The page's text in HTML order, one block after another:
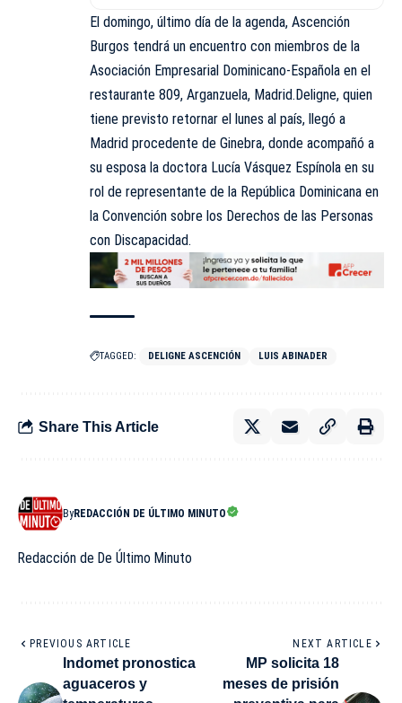
El domingo, último día de la agenda, Ascención
Burgos tendrá un encuentro con miembros de la
Asociación Empresarial Dominicano-Española en el
restaurante 809, Arganzuela, Madrid.Deligne, quien
tiene previsto retornar el lunes al país, llegó a
Madrid procedente de Ginebra, donde acompañó a
su esposa la doctora Lucía Vásquez Espínola en su
rol de representante de la República Dominicana en
la Convención sobre los Derechos de las Personas
con Discapacidad.
TAGGED: DELIGNE ASCENCIÓN LUIS ABINADER
Share This Article
ByREDACCIÓN DE ÚLTIMO MINUTO
Redacción de De Último Minuto
PREVIOUS ARTICLE
Indomet pronostica
aguaceros y
NEXT ARTICLE
MP solicita 18
meses de prisión